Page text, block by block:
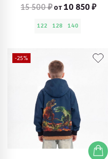
15 500 ₽ от10 850 ₽
122 128 140
-25%